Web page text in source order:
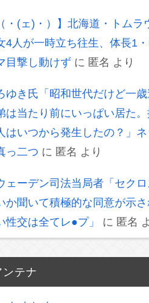
・(ェ)・）】北海道・トムラ
4人が一時立ち往生、体長1
目撃し動けず に 匿名 より
ゆき氏「昭和世代だけど一
は当たり前にいっぱい居た
はいつから発生したの？」
っ二つ に 匿名 より
ェーデン司法当局者「セク
か聞いて積極的な同意が示
性交は全てレ●プ」
に 匿名
ンテナ